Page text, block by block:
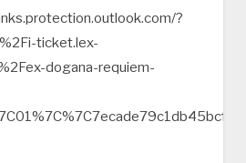
?
ticket.lex-
dogana-requiem-